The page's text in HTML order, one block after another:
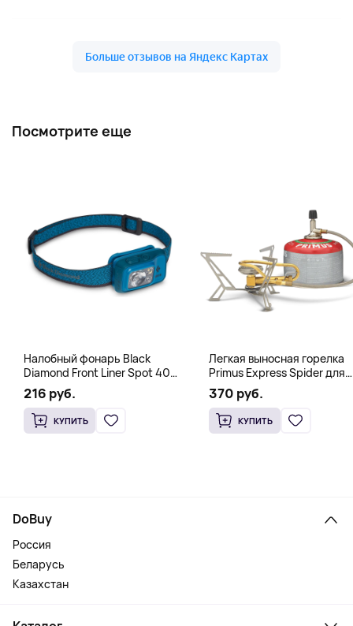
Посмотрите еще
Налобный фонарь Black
Diamond Front Liner Spot 400-
R Azul, синий
216 руб.
КУПИТЬ
Легкая выносная горелка
Primus Express Spider для
быстрого кипячения,
стальной
370 руб.
КУПИТЬ
DoBuy
Россия
Беларусь
Казахстан